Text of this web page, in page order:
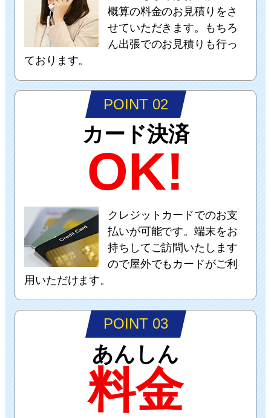
概算の料金のお見積りをさ
せていただきます。もちろ
ん出張でのお見積りも行っ
ております。
POINT 02
カード決済
OK!
クレジットカードでのお支
払いが可能です。端末をお
持ちしてご訪問いたします
ので屋外でもカードがご利
用いただけます。
POINT 03
あんしん
料金